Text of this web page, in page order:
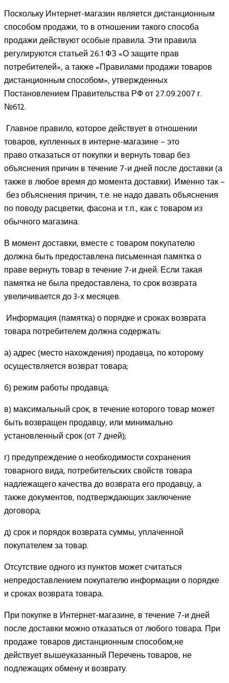
Поскольку Интернет-магазин является дистанционным
способом продажи, то в отношении такого способа
продажи действуют особые правила. Эти правила
регулируются статьей 26.1 ФЗ «О защите прав
потребителей», а также «Правилами продажи товаров
дистанционным способом», утвержденных
Постановлением Правительства РФ от 27.09.2007 г.
№612.
Главное правило, которое действует в отношении
товаров, купленных в интерне-магазине – это
право отказаться от покупки и вернуть товар без
объяснения причин в течение 7-и дней после доставки (а
также в любое время до момента доставки). Именно так –
без объяснения причин, т.е. не надо давать объяснения
по поводу расцветки, фасона и т.п., как с товаром из
обычного магазина.
В момент доставки, вместе с товаром покупателю
должна быть предоставлена письменная памятка о
праве вернуть товар в течение 7-и дней. Если такая
памятка не была предоставлена, то срок возврата
увеличивается до 3-х месяцев.
Информация (памятка) о порядке и сроках возврата
товара потребителем должна содержать:
а) адрес (место нахождения) продавца, по которому
осуществляется возврат товара;
б) режим работы продавца;
в) максимальный срок, в течение которого товар может
быть возвращен продавцу, или минимально
установленный срок (от 7 дней);
г) предупреждение о необходимости сохранения
товарного вида, потребительских свойств товара
надлежащего качества до возврата его продавцу, а
также документов, подтверждающих заключение
договора;
д) срок и порядок возврата суммы, уплаченной
покупателем за товар.
Отсутствие одного из пунктов может считаться
непредоставлением покупателю информации о порядке
и сроках возврата товара.
При покупке в Интернет-магазине, в течение 7-и дней
после доставки можно отказаться от любого товара. При
продаже товаров дистанционным способом,не
действует вышеуказанный Перечень товаров, не
подлежащих обмену и возврату.